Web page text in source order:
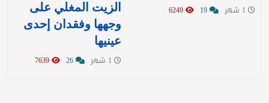
الزيت المغلي على
وجهها وفقدان إحدى
عينيها